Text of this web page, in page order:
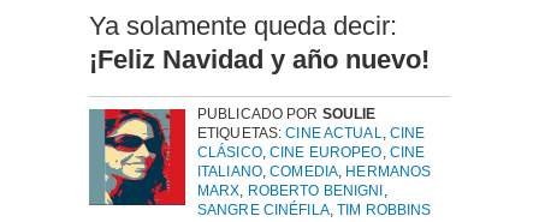
Ya solamente queda decir:
¡Feliz Navidad y año nuevo!
PUBLICADO POR SOULIE
ETIQUETAS:CINE ACTUAL, CINE
CLÁSICO,CINE EUROPEO, CINE
ITALIANO,COMEDIA, HERMANOS
MARX, ROBERTO BENIGNI ,
SANGRE CINÉFILA,TIM ROBBINS